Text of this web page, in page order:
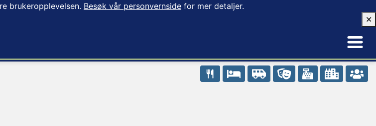
brukeropplevelsen. Besøk vår personvernside for mer detaljer.
✕